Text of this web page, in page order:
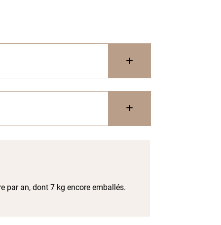
par an, dont 7 kg encore emballés.